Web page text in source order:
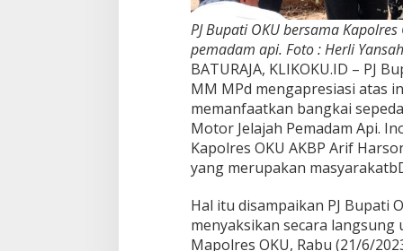
PJ Bupati OKU bersama
pemadam api. Foto : Herli Yansah
BATURAJA, KLIKOKU.ID – PJ
MM MPd mengapresiasi atas
memanfaatkan bangkai
Motor Jelajah Pemadam Api.
Kapolres OKU AKBP Arif
yang merupakan
Hal itu disampaikan PJ Bupati
menyaksikan secara langsung
Mapolres OKU, Rabu (21/6/